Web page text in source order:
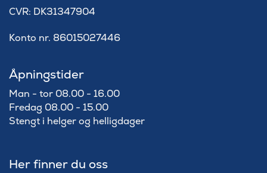
​CVR: DK31347904
Konto nr. 86015027446
Åpningstider
Man - tor 08.00 - 16.00
Fredag 08.00 - 15.00
Stengt i helger og helligdager
Her finner du oss